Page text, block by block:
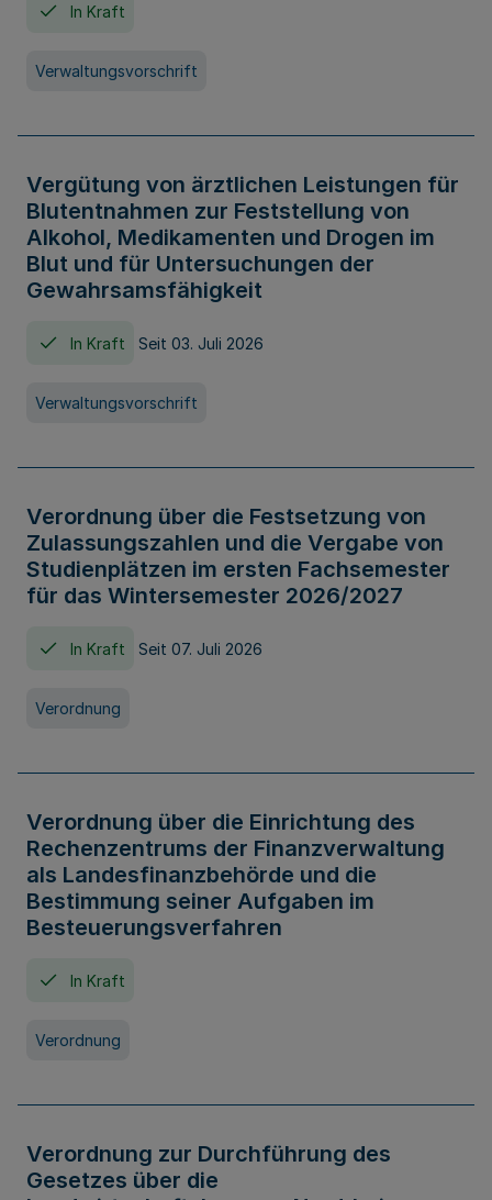
In Kraft
Verwaltungsvorschrift
Vergütung von ärztlichen Leistungen für
Blutentnahmen zur Feststellung von
Alkohol, Medikamenten und Drogen im
Blut und für Untersuchungen der
Gewahrsamsfähigkeit
In Kraft Seit 03. Juli 2026
Verwaltungsvorschrift
Verordnung über die Festsetzung von
Zulassungszahlen und die Vergabe von
Studienplätzen im ersten Fachsemester
für das Wintersemester 2026/2027
In Kraft Seit 07. Juli 2026
Verordnung
Verordnung über die Einrichtung des
Rechenzentrums der Finanzverwaltung
als Landesfinanzbehörde und die
Bestimmung seiner Aufgaben im
Besteuerungsverfahren
In Kraft
Verordnung
Verordnung zur Durchführung des
Gesetzes über die